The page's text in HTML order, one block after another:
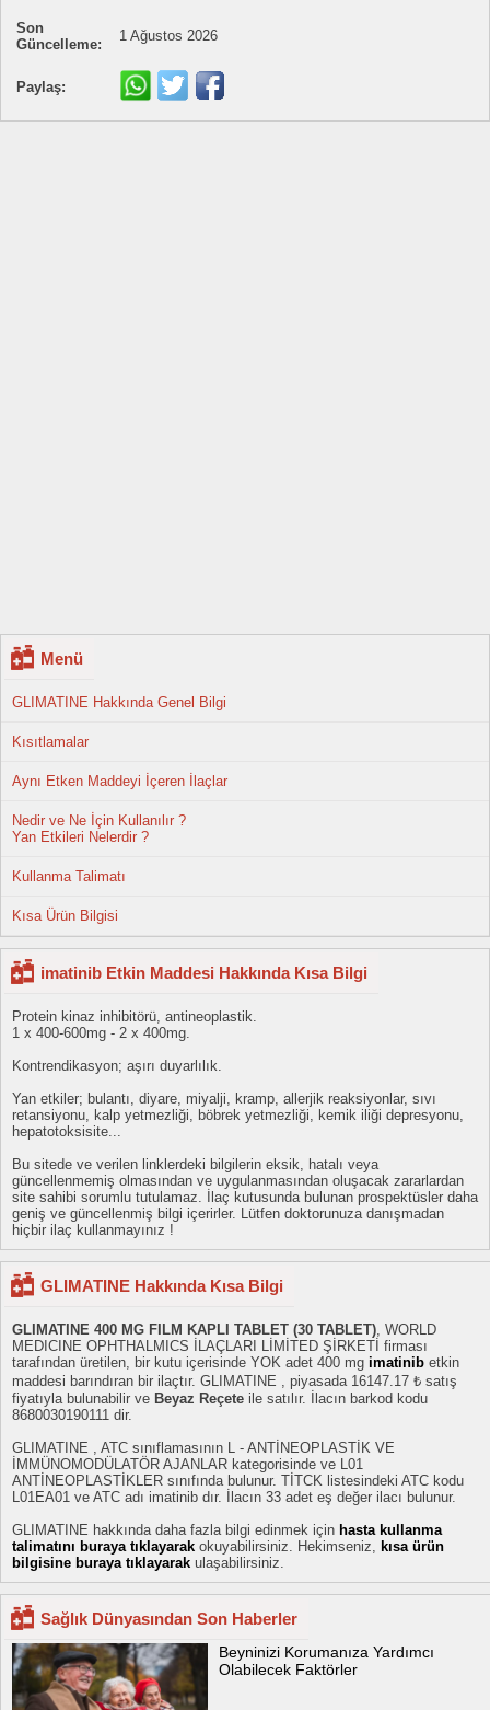
Son
Güncelleme:
1 Ağustos 2026
Paylaş:
Menü
GLIMATINE Hakkında Genel Bilgi
Kısıtlamalar
Aynı Etken Maddeyi İçeren İlaçlar
Nedir ve Ne İçin Kullanılır ?
Yan Etkileri Nelerdir ?
Kullanma Talimatı
Kısa Ürün Bilgisi
imatinib Etkin Maddesi Hakkında Kısa Bilgi
Protein kinaz inhibitörü, antineoplastik.
1 x 400-600mg - 2 x 400mg.
Kontrendikasyon; aşırı duyarlılık.
Yan etkiler; bulantı, diyare, miyalji, kramp, allerjik reaksiyonlar, sıvı
retansiyonu, kalp yetmezliği, böbrek yetmezliği, kemik iliği depresyonu,
hepatotoksisite...
Bu sitede ve verilen linklerdeki bilgilerin eksik, hatalı veya
güncellenmemiş olmasından ve uygulanmasından oluşacak zararlardan
site sahibi sorumlu tutulamaz. İlaç kutusunda bulunan prospektüsler daha
geniş ve güncellenmiş bilgi içerirler. Lütfen doktorunuza danışmadan
hiçbir ilaç kullanmayınız !
GLIMATINE Hakkında Kısa Bilgi
GLIMATINE 400 MG FILM KAPLI TABLET (30 TABLET), WORLD
MEDICINE OPHTHALMICS İLAÇLARI LİMİTED ŞİRKETİ firması
tarafından üretilen, bir kutu içerisinde YOK adet 400 mg imatinib etkin
maddesi barındıran bir ilaçtır. GLIMATINE , piyasada 16147.17 ₺ satış
fiyatıyla bulunabilir ve Beyaz Reçete ile satılır. İlacın barkod kodu
8680030190111 dir.
GLIMATINE , ATC sınıflamasının L - ANTİNEOPLASTİK VE
İMMÜNOMODÜLATÖR AJANLAR kategorisinde ve L01
ANTİNEOPLASTİKLER sınıfında bulunur. TİTCK listesindeki ATC kodu
L01EA01 ve ATC adı imatinib dır. İlacın 33 adet eş değer ilacı bulunur.
GLIMATINE hakkında daha fazla bilgi edinmek için hasta kullanma
talimatını buraya tıklayarak okuyabilirsiniz. Hekimseniz, kısa ürün
bilgisine buraya tıklayarak ulaşabilirsiniz.
Sağlık Dünyasından Son Haberler
Beyninizi Korumanıza Yardımcı
Olabilecek Faktörler